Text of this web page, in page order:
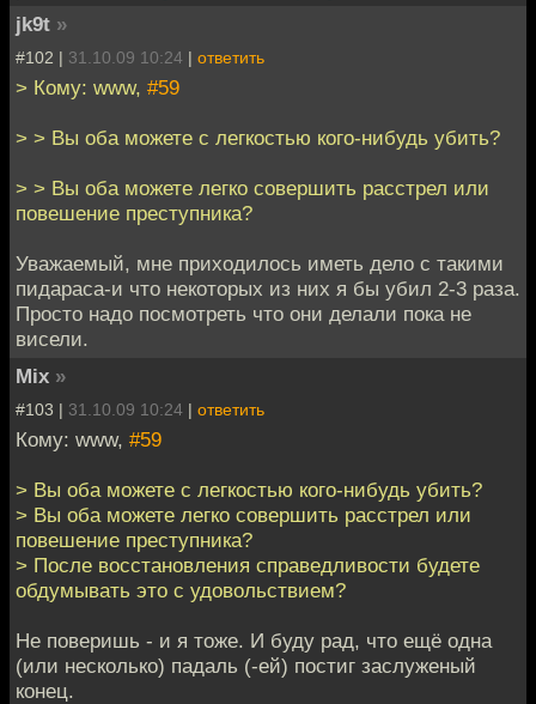
jk9t »
#102 | 31.10.09 10:24 | ответить
> Кому: www, #59
> > Вы оба можете с легкостью кого-нибудь убить?
> > Вы оба можете легко совершить расстрел или
повешение преступника?
Уважаемый, мне приходилось иметь дело с такими
пидараса-и что некоторых из них я бы убил 2-3 раза.
Просто надо посмотреть что они делали пока не
висели.
Mix »
#103 | 31.10.09 10:24 | ответить
Кому: www, #59
> Вы оба можете с легкостью кого-нибудь убить?
> Вы оба можете легко совершить расстрел или
повешение преступника?
> После восстановления справедливости будете
обдумывать это с удовольствием?
Не поверишь - и я тоже. И буду рад, что ещё одна
(или несколько) падаль (-ей) постиг заслуженый
конец.